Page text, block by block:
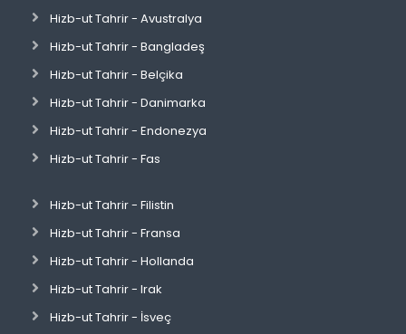
Hizb-ut Tahrir - Avustralya
Hizb-ut Tahrir - Bangladeş
Hizb-ut Tahrir - Belçika
Hizb-ut Tahrir - Danimarka
Hizb-ut Tahrir - Endonezya
Hizb-ut Tahrir - Fas
Hizb-ut Tahrir - Filistin
Hizb-ut Tahrir - Fransa
Hizb-ut Tahrir - Hollanda
Hizb-ut Tahrir - Irak
Hizb-ut Tahrir - İsveç